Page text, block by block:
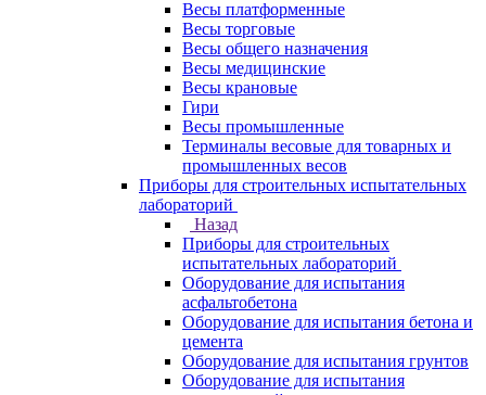
Весы платформенные
Весы торговые
Весы общего назначения
Весы медицинские
Весы крановые
Гири
Весы промышленные
Терминалы весовые для товарных и
промышленных весов
Приборы для строительных испытательных
лабораторий
Назад
Приборы для строительных
испытательных лабораторий
Оборудование для испытания
асфальтобетона
Оборудование для испытания бетона и
цемента
Оборудование для испытания грунтов
Оборудование для испытания